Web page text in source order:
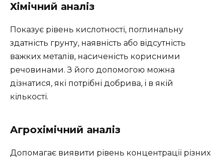
Хімічний аналіз
Показує рівень кислотності, поглинальну
здатність грунту, наявність або відсутність
важких металів, насиченість корисними
речовинами. З його допомогою можна
дізнатися, які потрібні добрива, і в якій
кількості.
Агрохімічний аналіз
Допомагає виявити рівень концентрації різних